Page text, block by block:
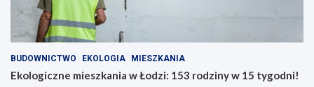
BUDOWNICTWO EKOLOGIA MIESZKANIA
Ekologiczne mieszkania w Łodzi: 153 rodziny w 15 tygodni!